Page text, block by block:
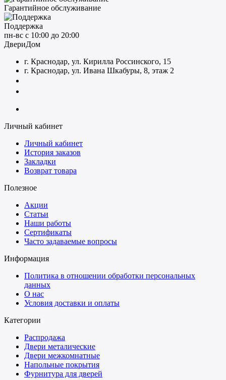
Гарантийное обслуживание
Поддержка
пн-вс с 10:00 до 20:00
ДвериДом
г. Краснодар, ул. Кирилла Россинского, 15
г. Краснодар, ул. Ивана Шкабуры, 8, этаж 2
Личный кабинет
Личный кабинет
История заказов
Закладки
Возврат товара
Полезное
Акции
Статьи
Наши работы
Сертификаты
Часто задаваемые вопросы
Информация
Политика в отношении обработки персональных
данных
О нас
Условия доставки и оплаты
Категории
Распродажа
Двери металические
Двери межкомнатные
Напольные покрытия
Фурнитура для дверей